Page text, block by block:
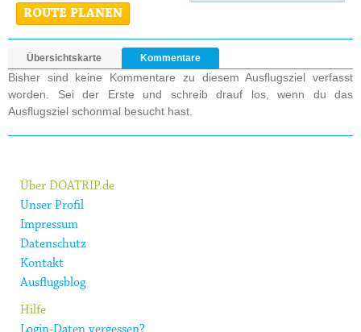
ROUTE PLANEN
Übersichtskarte Kommentare
Bisher sind keine Kommentare zu diesem Ausflugsziel verfasst
worden. Sei der Erste und schreib drauf los, wenn du das
Ausflugsziel schonmal besucht hast.
Über DOATRIP.de
Unser Profil
Impressum
Datenschutz
Kontakt
Ausflugsblog
Hilfe
Login-Daten vergessen?